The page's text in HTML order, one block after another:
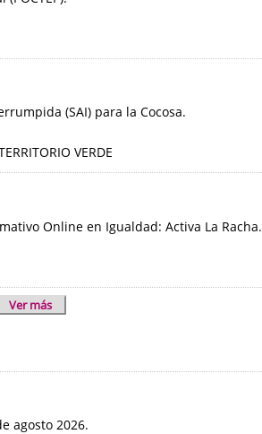
(SAI) para la Cocosa.
VERDE
Online en Igualdad: Activa La Racha.
Ver más
agosto 2026.